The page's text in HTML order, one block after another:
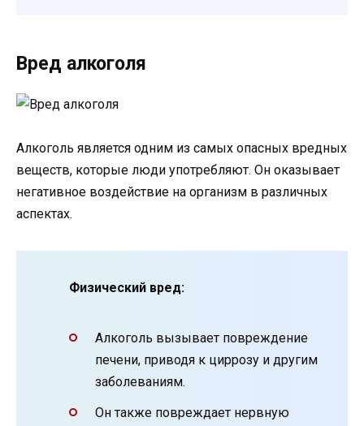
Вред алкоголя
Алкоголь является одним из самых опасных вредных
веществ, которые люди употребляют. Он оказывает
негативное воздействие на организм в различных
аспектах.
Физический вред:
Алкоголь вызывает повреждение
печени, приводя к циррозу и другим
заболеваниям.
Он также повреждает нервную